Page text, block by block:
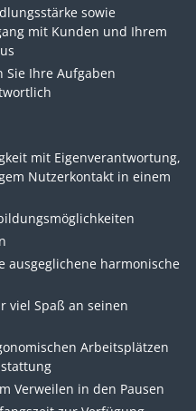
sowie
mit Kunden und Ihrem
Sie Ihre Aufgaben
mit Eigenverantwortung,
Nutzerkontakt in einem
ausgeglichene harmonische
viel Spaß an seinen
Arbeitsplätzen
Verweilen in den Pausen